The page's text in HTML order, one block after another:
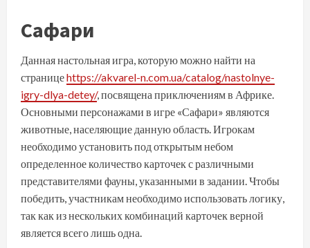
Сафари
Данная настольная игра, которую можно найти на
страницеhttps://akvarel-n.com.ua/catalog/nastolnye-
igry-dlya-detey/, посвящена приключениям в Африке.
Основными персонажами в игре «Сафари» являются
животные, населяющие данную область. Игрокам
необходимо установить под открытым небом
определенное количество карточек с различными
представителями фауны, указанными в задании. Чтобы
победить, участникам необходимо использовать логику,
так как из нескольких комбинаций карточек верной
является всего лишь одна.